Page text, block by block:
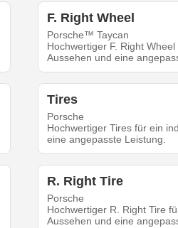
F. Right Wheel
Porsche™ Taycan
Hochwertiger F. Right
Aussehen und eine
Tires
Porsche
Hochwertiger Tires für ein
eine angepasste Leistung.
R. Right Tire
Porsche
Hochwertiger R. Right Tire
Aussehen und eine